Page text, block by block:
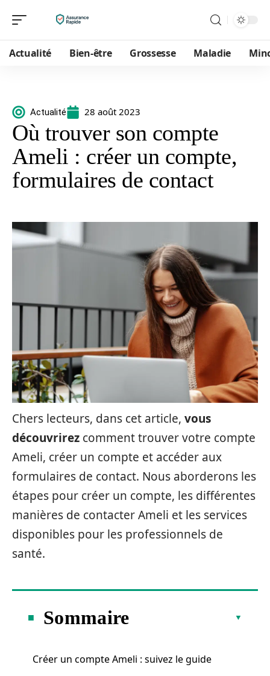
Actualité Bien-être Grossesse Maladie
Actualité 28 août 2023
Où trouver son compte
Ameli : créer un compte,
formulaires de contact
Chers lecteurs, dans cet article, vous
découvrirez comment trouver votre compte
Ameli, créer un compte et accéder aux
formulaires de contact. Nous aborderons les
étapes pour créer un compte, les différentes
manières de contacter Ameli et les services
disponibles pour les professionnels de
santé.
Sommaire
Créer un compte Ameli : suivez le guide